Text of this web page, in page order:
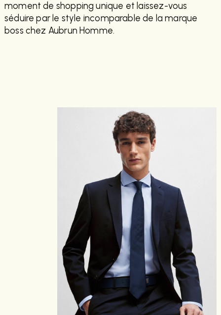
moment de shopping unique et laissez-vous
séduire par le style incomparable de la marque
boss chez Aubrun Homme.